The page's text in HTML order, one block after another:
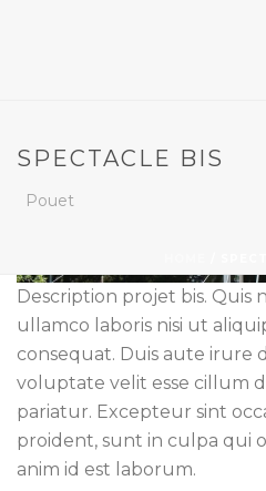
SPECTACLE BIS
Pouet
Description projet bis. Quis
ullamco laboris nisi ut
consequat. Duis aute irure
voluptate velit esse cillum
pariatur. Excepteur sint
proident, sunt in culpa qui
anim id est laborum.